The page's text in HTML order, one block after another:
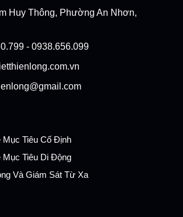
Huy Thông, Phường An Nhơn,
- 0938.656.099
Mục Tiêu Cố Định
Mục Tiêu Di Động
Và Giám Sát Từ Xa